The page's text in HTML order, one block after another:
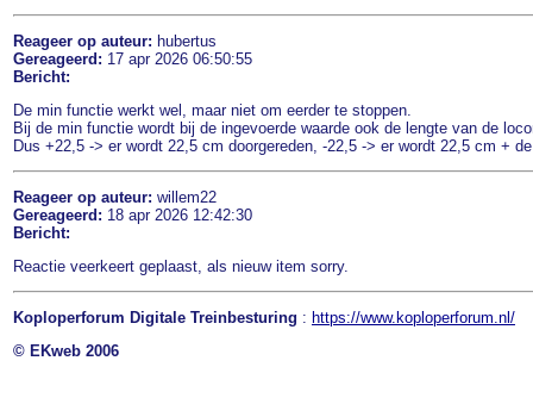
Reageer op auteur: hubertus
Gereageerd: 17 apr 2026 06:50:55
Bericht:
De min functie werkt wel, maar niet om eerder te stoppen.
Bij de min functie wordt bij de ingevoerde waarde ook de lengte van de
Dus +22,5 -> er wordt 22,5 cm doorgereden, -22,5 -> er wordt 22,5 cm +
Reageer op auteur: willem22
Gereageerd: 18 apr 2026 12:42:30
Bericht:
Reactie veerkeert geplaast, als nieuw item sorry.
Koploperforum Digitale Treinbesturing : https://www.koploperforum.nl/
© EKweb 2006